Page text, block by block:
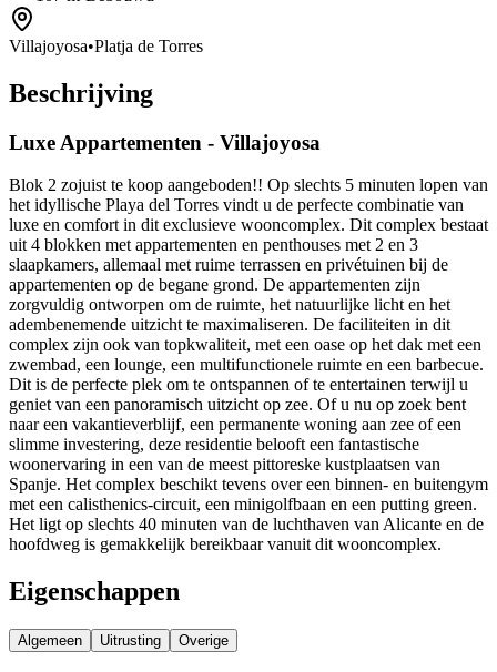
Villajoyosa•Platja de Torres
Beschrijving
Luxe Appartementen - Villajoyosa
Blok 2 zojuist te koop aangeboden!! Op slechts 5 minuten lopen van
het idyllische Playa del Torres vindt u de perfecte combinatie van
luxe en comfort in dit exclusieve wooncomplex. Dit complex bestaat
uit 4 blokken met appartementen en penthouses met 2 en 3
slaapkamers, allemaal met ruime terrassen en privétuinen bij de
appartementen op de begane grond. De appartementen zijn
zorgvuldig ontworpen om de ruimte, het natuurlijke licht en het
adembenemende uitzicht te maximaliseren. De faciliteiten in dit
complex zijn ook van topkwaliteit, met een oase op het dak met een
zwembad, een lounge, een multifunctionele ruimte en een barbecue.
Dit is de perfecte plek om te ontspannen of te entertainen terwijl u
geniet van een panoramisch uitzicht op zee. Of u nu op zoek bent
naar een vakantieverblijf, een permanente woning aan zee of een
slimme investering, deze residentie belooft een fantastische
woonervaring in een van de meest pittoreske kustplaatsen van
Spanje. Het complex beschikt tevens over een binnen- en buitengym
met een calisthenics-circuit, een minigolfbaan en een putting green.
Het ligt op slechts 40 minuten van de luchthaven van Alicante en de
hoofdweg is gemakkelijk bereikbaar vanuit dit wooncomplex.
Eigenschappen
Algemeen Uitrusting Overige